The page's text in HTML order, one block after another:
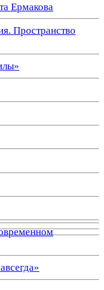
Ермакова
Пространство